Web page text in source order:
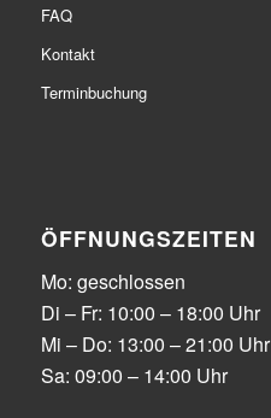
FAQ
Kontakt
Terminbuchung
ÖFFNUNGSZEITEN
Mo: geschlossen
Di – Fr: 10:00 – 18:00 Uhr
Mi – Do: 13:00 – 21:00 Uhr
Sa: 09:00 – 14:00 Uhr